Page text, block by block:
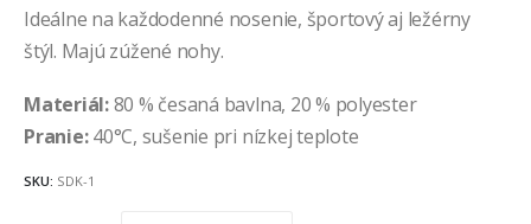
Ideálne na každodenné nosenie, športový aj ležérny
štýl. Majú zúžené nohy.
Materiál:80 % česaná bavlna, 20 % polyester
Pranie:40°C, sušenie pri nízkej teplote
SKU: SDK-1